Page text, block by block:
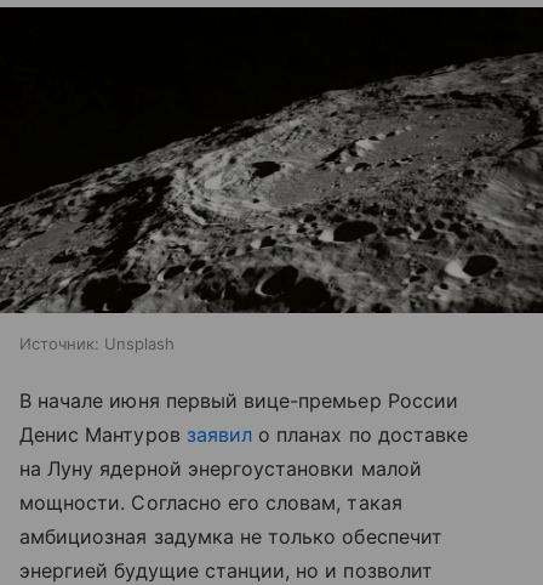
Источник: Unsplash
В начале июня первый вице-премьер России
Денис Мантуров заявил о планах по доставке
на Луну ядерной энергоустановки малой
мощности. Согласно его словам, такая
амбициозная задумка не только обеспечит
энергией будущие станции, но и позволит